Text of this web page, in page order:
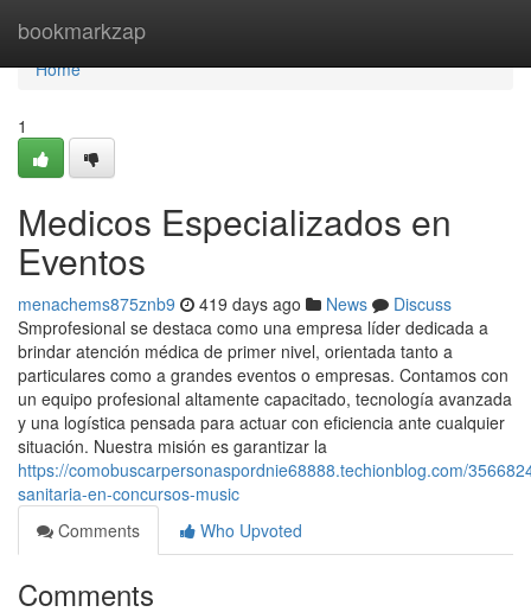
bookmarkzap
Home
Home
1
Medicos Especializados en
Eventos
menachems875znb9 419 days ago News
Discuss
Smprofesional se destaca como una empresa líder dedicada a
brindar atención médica de primer nivel, orientada tanto a
particulares como a grandes eventos o empresas. Contamos con
un equipo profesional altamente capacitado, tecnología avanzada
y una logística pensada para actuar con eficiencia ante cualquier
situación. Nuestra misión es garantizar la
https://comobuscarpersonaspordnie68888.techionblog.com/
sanitaria-en-concursos-music
Comments
Who Upvoted
Comments